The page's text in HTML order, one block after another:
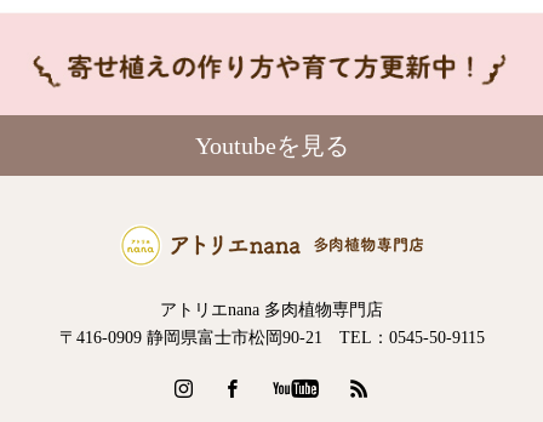
Youtubeを見る
アトリエnana 多肉植物専門店
〒416-0909 静岡県富士市松岡90-21 TEL：0545-50-9115